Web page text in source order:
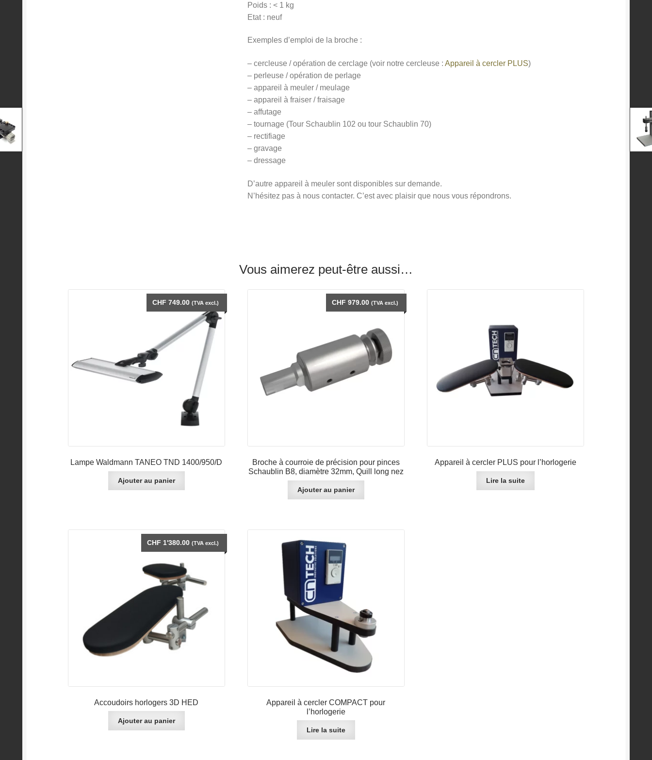
Poids : < 1 kg
Etat : neuf
Exemples d’emploi de la broche :
– cercleuse / opération de cerclage (voir notre cercleuse :Appareil à cercler PLUS)
– perleuse / opération de perlage
– appareil à meuler / meulage
– appareil à fraiser / fraisage
– affutage
– tournage (Tour Schaublin 102 ou tour Schaublin 70)
– rectifiage
– gravage
– dressage
D’autre appareil à meuler sont disponibles sur demande.
N’hésitez pas à nous contacter. C’est avec plaisir que nous vous répondrons.
Vous aimerez peut-être aussi…
Lampe Waldmann TANEO TND 1400/950/D
CHF 749.00 (TVA excl.)
Ajouter au panier
Broche à courroie de précision pour pinces
Schaublin B8, diamètre 32mm, Quill long nez
CHF 979.00 (TVA excl.)
Ajouter au panier
Appareil à cercler PLUS pour l’horlogerie
Lire la suite
Accoudoirs horlogers 3D HED
CHF 1'380.00 (TVA excl.)
Ajouter au panier
Appareil à cercler COMPACT pour
l’horlogerie
Lire la suite